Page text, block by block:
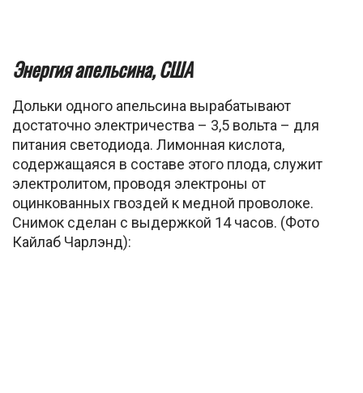
Энергия апельсина, США
Дольки одного апельсина вырабатывают
достаточно электричества – 3,5 вольта – для
питания светодиода. Лимонная кислота,
содержащаяся в составе этого плода, служит
электролитом, проводя электроны от
оцинкованных гвоздей к медной проволоке.
Снимок сделан с выдержкой 14 часов. (Фото
Кайлаб Чарлэнд):